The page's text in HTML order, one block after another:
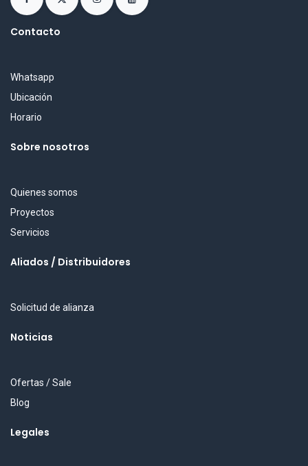
Contacto
Whatsapp
Ubicación
Horario
Sobre nosotros
Quienes somos
Proyectos
Servicios
Aliados / Distribuidores
Solicitud de alianza
Noticias
Ofertas / Sale
Blog
Legales